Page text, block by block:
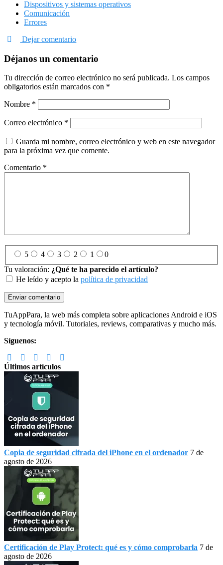
Dispositivos y sistemas operativos
Comunicación
Errores
Dejar comentario
Déjanos un comentario
Tu dirección de correo electrónico no será publicada. Los campos
obligatorios están marcados con *
Nombre *
Correo electrónico *
Guarda mi nombre, correo electrónico y web en este navegador
para la próxima vez que comente.
Comentario *
5 4 3 2 1
0
Tu valoración: ¿Qué te ha parecido el artículo?
He leído y acepto la política de privacidad
Footer
TuAppPara, la web más completa sobre aplicaciones Android e iOS
y tecnología móvil. Tutoriales, reviews, comparativas y mucho más.
Síguenos:
Últimos artículos
Copia de seguridad cifrada del iPhone en el ordenador 7 de
agosto de 2026
Certificación de Play Protect: qué es y cómo comprobarla 7 de
agosto de 2026